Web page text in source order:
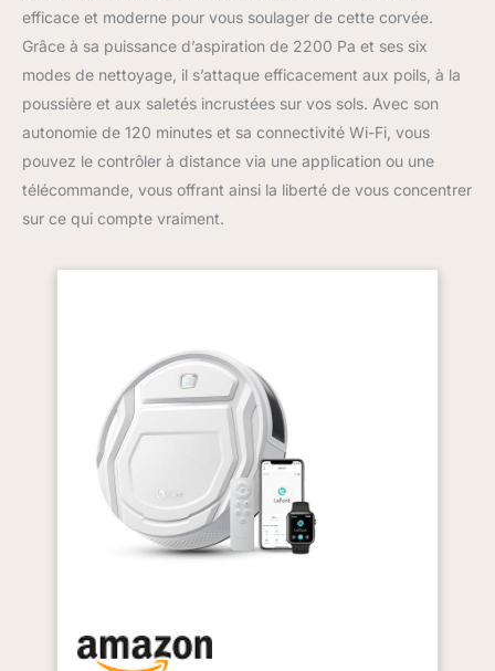
efficace et moderne pour vous soulager de cette corvée.
Grâce à sa puissance d’aspiration de 2200 Pa et ses six
modes de nettoyage, il s’attaque efficacement aux poils, à la
poussière et aux saletés incrustées sur vos sols. Avec son
autonomie de 120 minutes et sa connectivité Wi-Fi, vous
pouvez le contrôler à distance via une application ou une
télécommande, vous offrant ainsi la liberté de vous concentrer
sur ce qui compte vraiment.